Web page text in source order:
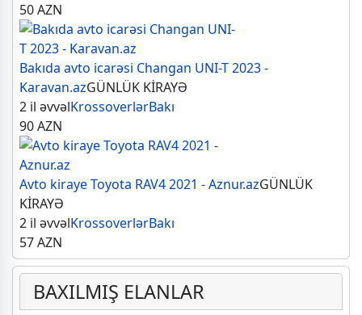
50AZN
Bakıda avto icarəsi Changan UNI-T 2023 -
Karavan.azGÜNLÜK KİRAYƏ
2 il əvvəlKrossoverlərBakı
90AZN
Avto kiraye Toyota RAV4 2021 - Aznur.azGÜNLÜK
KİRAYƏ
2 il əvvəlKrossoverlərBakı
57AZN
BAXILMIŞ ELANLAR